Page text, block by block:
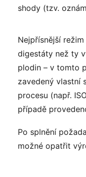
shody (tzv.
Nejpřísnější
digestáty než ty
plodin – v tomto
zavedený vlastní
procesu (např.
případě
Po splnění
možné opatřit